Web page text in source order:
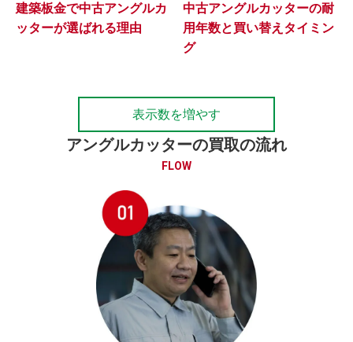
建築板金で中古アングルカ
ッターが選ばれる理由
中古アングルカッターの耐
用年数と買い替えタイミン
グ
表示数を増やす
アングルカッターの買取の流れ
FLOW